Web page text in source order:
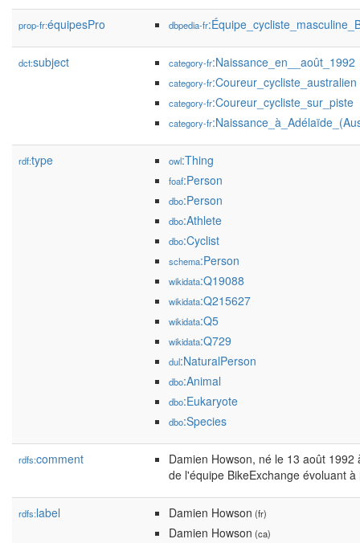
prop-fr:équipesPro dbpedia-fr
dct:subject category-fr:Naissance_en__août_1992
category-fr:Coureur_cycliste_australien
category-fr:Coureur_cycliste_sur_piste
category-fr
rdf:type owl:Thing
foaf:Person
dbo:Person
dbo:Athlete
dbo:Cyclist
schema:Person
wikidata:Q19088
wikidata:Q215627
wikidata:Q5
wikidata:Q729
dul:NaturalPerson
dbo:Animal
dbo:Eukaryote
dbo:Species
rdfs:comment
Damien Howson, né le 13 août
de l'équipe BikeExchange évoluant
rdfs:label Damien Howson (fr)
Damien Howson (ca)